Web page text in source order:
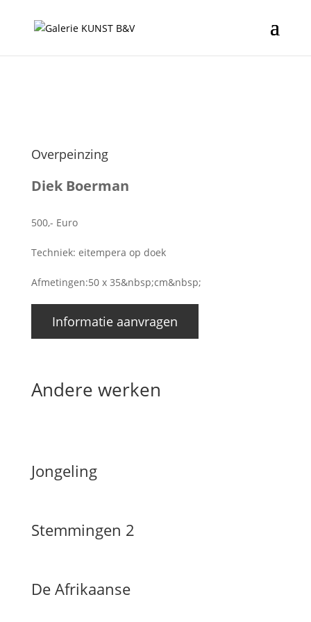
Overpeinzing
Diek Boerman
500,- Euro
Techniek: eitempera op doek
Afmetingen:50 x 35&nbsp;cm&nbsp;
Informatie aanvragen
Andere werken
Jongeling
Stemmingen 2
De Afrikaanse